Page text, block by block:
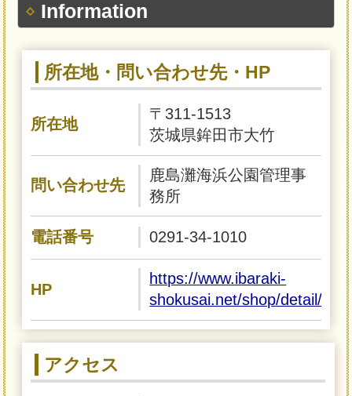
Information
所在地・問い合わせ先・HP
所在地
〒311-1513
茨城県鉾田市大竹
問い合わせ先
鹿島灘海浜公園管理事
務所
電話番号 0291-34-1010
HP
https://www.ibaraki-
shokusai.net/shop/detail/
アクセス